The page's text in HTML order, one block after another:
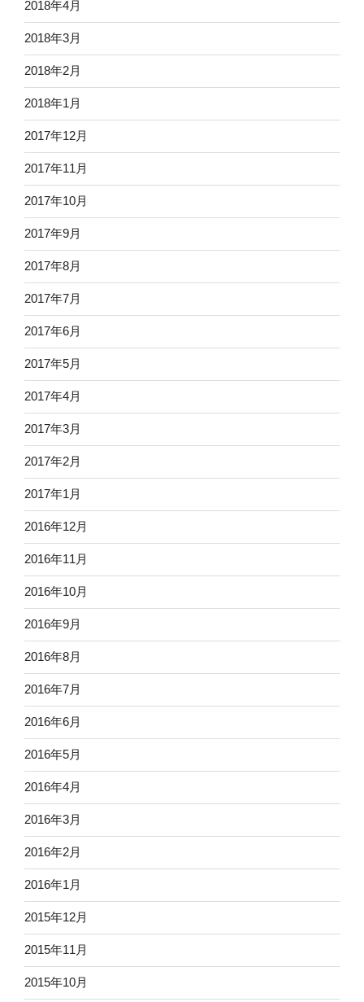
2018年4月
2018年3月
2018年2月
2018年1月
2017年12月
2017年11月
2017年10月
2017年9月
2017年8月
2017年7月
2017年6月
2017年5月
2017年4月
2017年3月
2017年2月
2017年1月
2016年12月
2016年11月
2016年10月
2016年9月
2016年8月
2016年7月
2016年6月
2016年5月
2016年4月
2016年3月
2016年2月
2016年1月
2015年12月
2015年11月
2015年10月